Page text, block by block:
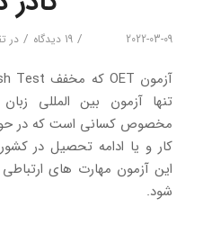
2022-03-09
/ 19 دیدگاه / در
تنها آزمون بین المللی
مخصوص کسانی است که در
کار و یا ادامه تحصیل در
این آزمون مهارت های
شود.